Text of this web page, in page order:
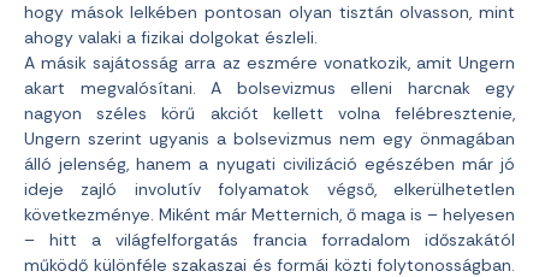
hogy mások lelkében pontosan olyan tisztán olvasson, mint
ahogy valaki a fizikai dolgokat észleli.
A másik sajátosság arra az eszmére vonatkozik, amit Ungern
akart megvalósítani. A bolsevizmus elleni harcnak egy
nagyon széles körű akciót kellett volna felébresztenie,
Ungern szerint ugyanis a bolsevizmus nem egy önmagában
álló jelenség, hanem a nyugati civilizáció egészében már jó
ideje zajló involutív folyamatok végső, elkerülhetetlen
következménye. Miként már Metternich, ő maga is – helyesen
– hitt a világfelforgatás francia forradalom időszakától
működő különféle szakaszai és formái közti folytonosságban.